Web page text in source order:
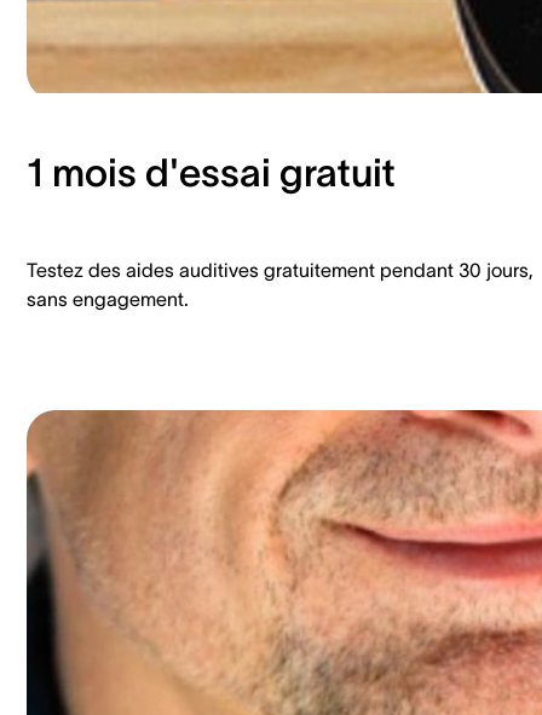
1 mois d'essai gratuit
Testez des aides auditives gratuitement pendant 30 jours,
sans engagement.